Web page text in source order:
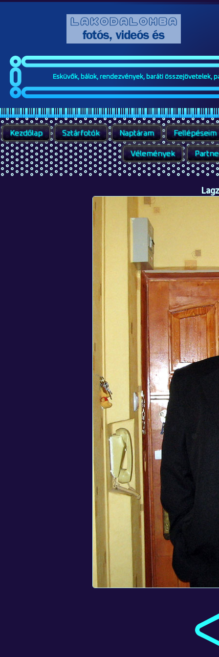
Esküvők, bálok, rendezvények, baráti összejövetelek,
Kezdőlap Sztárfotók Naptáram Fellépéseim
Vélemények